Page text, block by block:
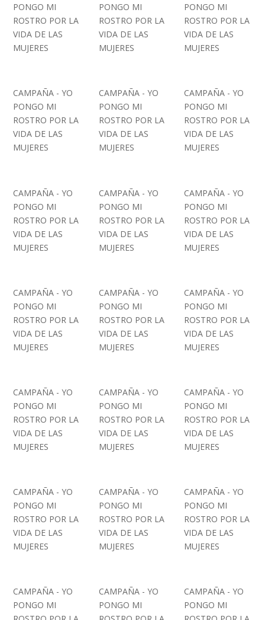
PONGO MI
ROSTRO POR LA
VIDA DE LAS
MUJERES
PONGO MI
ROSTRO POR LA
VIDA DE LAS
MUJERES
PONGO MI
ROSTRO POR LA
VIDA DE LAS
MUJERES
CAMPAÑA - YO
PONGO MI
ROSTRO POR LA
VIDA DE LAS
MUJERES
CAMPAÑA - YO
PONGO MI
ROSTRO POR LA
VIDA DE LAS
MUJERES
CAMPAÑA - YO
PONGO MI
ROSTRO POR LA
VIDA DE LAS
MUJERES
CAMPAÑA - YO
PONGO MI
ROSTRO POR LA
VIDA DE LAS
MUJERES
CAMPAÑA - YO
PONGO MI
ROSTRO POR LA
VIDA DE LAS
MUJERES
CAMPAÑA - YO
PONGO MI
ROSTRO POR LA
VIDA DE LAS
MUJERES
CAMPAÑA - YO
PONGO MI
ROSTRO POR LA
VIDA DE LAS
MUJERES
CAMPAÑA - YO
PONGO MI
ROSTRO POR LA
VIDA DE LAS
MUJERES
CAMPAÑA - YO
PONGO MI
ROSTRO POR LA
VIDA DE LAS
MUJERES
CAMPAÑA - YO
PONGO MI
ROSTRO POR LA
VIDA DE LAS
MUJERES
CAMPAÑA - YO
PONGO MI
ROSTRO POR LA
VIDA DE LAS
MUJERES
CAMPAÑA - YO
PONGO MI
ROSTRO POR LA
VIDA DE LAS
MUJERES
CAMPAÑA - YO
PONGO MI
ROSTRO POR LA
VIDA DE LAS
MUJERES
CAMPAÑA - YO
PONGO MI
ROSTRO POR LA
VIDA DE LAS
MUJERES
CAMPAÑA - YO
PONGO MI
ROSTRO POR LA
VIDA DE LAS
MUJERES
CAMPAÑA - YO
PONGO MI
CAMPAÑA - YO
PONGO MI
CAMPAÑA - YO
PONGO MI